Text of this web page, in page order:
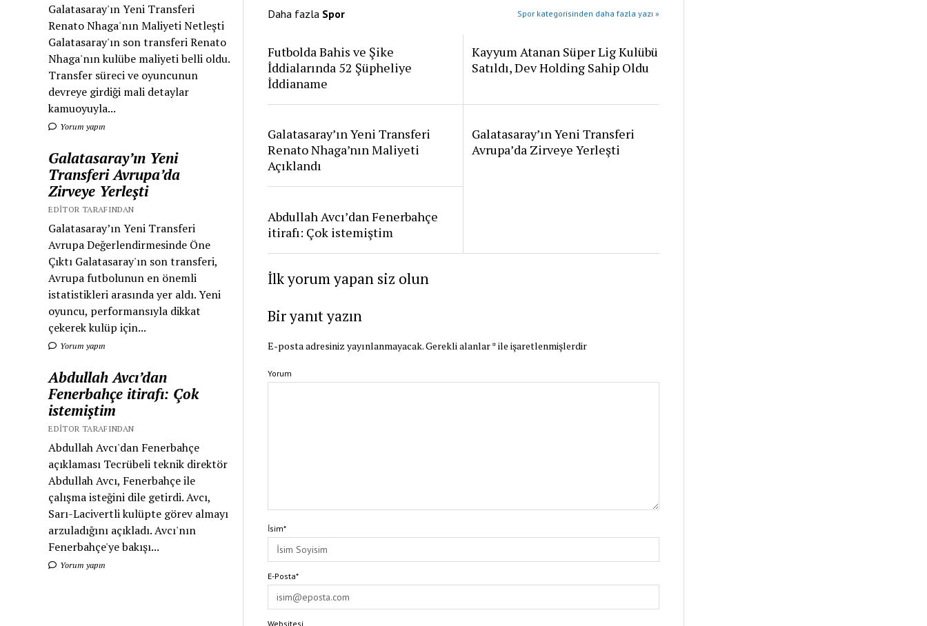
Galatasaray'ın Yeni Transferi
Renato Nhaga'nın Maliyeti Netleşti
Galatasaray'ın son transferi Renato
Nhaga'nın kulübe maliyeti belli oldu.
Transfer süreci ve oyuncunun
devreye girdiği mali detaylar
kamuoyuyla...
Yorum yapın
Galatasaray’ın Yeni
Transferi Avrupa’da
Zirveye Yerleşti
EDITOR TARAFINDAN
Galatasaray’ın Yeni Transferi
Avrupa Değerlendirmesinde Öne
Çıktı Galatasaray'ın son transferi,
Avrupa futbolunun en önemli
istatistikleri arasında yer aldı. Yeni
oyuncu, performansıyla dikkat
çekerek kulüp için...
Yorum yapın
Abdullah Avcı’dan
Fenerbahçe itirafı: Çok
istemiştim
EDITOR TARAFINDAN
Abdullah Avcı'dan Fenerbahçe
açıklaması Tecrübeli teknik direktör
Abdullah Avcı, Fenerbahçe ile
çalışma isteğini dile getirdi. Avcı,
Sarı-Lacivertli kulüpte görev almayı
arzuladığını açıkladı. Avcı'nın
Fenerbahçe'ye bakışı...
Yorum yapın
Daha fazla Spor Spor kategorisinden daha fazla yazı »
Futbolda Bahis ve Şike
İddialarında 52 Şüpheliye
İddianame
Kayyum Atanan Süper Lig Kulübü
Satıldı, Dev Holding Sahip Oldu
Galatasaray’ın Yeni Transferi
Renato Nhaga’nın Maliyeti
Açıklandı
Galatasaray’ın Yeni Transferi
Avrupa’da Zirveye Yerleşti
Abdullah Avcı’dan Fenerbahçe
itirafı: Çok istemiştim
İlk yorum yapan siz olun
Bir yanıt yazın
E-posta adresiniz yayınlanmayacak.Gerekli alanlar*ile işaretlenmişlerdir
Yorum
İsim*
E-Posta*
Websitesi